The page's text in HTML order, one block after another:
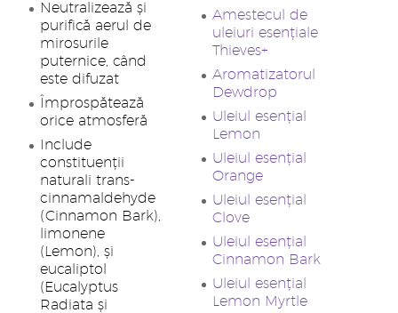
Neutralizează și
purifică aerul de
mirosurile
puternice, când
este difuzat
Împrospătează
orice atmosferă
Include
constituenții
naturali trans-
cinnamaldehyde
(Cinnamon Bark),
limonene
(Lemon), și
eucaliptol
(Eucalyptus
Radiata și
Amestecul de
uleiuri esențiale
Thieves+
Aromatizatorul
Dewdrop
Uleiul esențial
Lemon
Uleiul esențial
Orange
Uleiul esențial
Clove
Uleiul esențial
Cinnamon Bark
Uleiul esențial
Lemon Myrtle